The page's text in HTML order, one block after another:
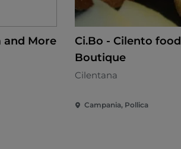
and More
Ci.Bo - Cilento food
Boutique
Cilentana
Campania, Pollica